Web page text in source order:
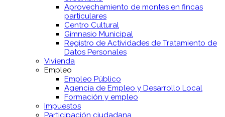
Aprovechamiento de montes en fincas
particulares
Centro Cultural
Gimnasio Municipal
Registro de Actividades de Tratamiento de
Datos Personales
Vivienda
Empleo
Empleo Público
Agencia de Empleo y Desarrollo Local
Formación y empleo
Impuestos
Participación ciudadana